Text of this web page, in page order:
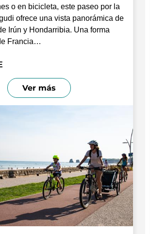
o en bicicleta, este paseo por la
ofrece una vista panorámica de
Irún y Hondarribia. Una forma
Francia…
Ver más